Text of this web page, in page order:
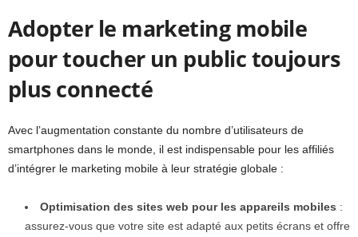
Adopter le marketing mobile
pour toucher un public toujours
plus connecté
Avec l’augmentation constante du nombre d’utilisateurs de
smartphones dans le monde, il est indispensable pour les affiliés
d’intégrer le marketing mobile à leur stratégie globale :
Optimisation des sites web pour les appareils mobiles :
assurez-vous que votre site est adapté aux petits écrans et offre